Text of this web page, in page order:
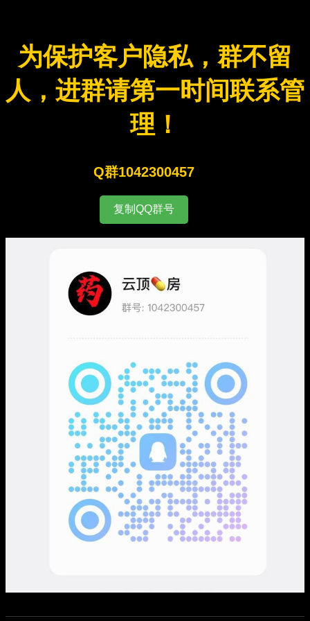
为保护客户隐私，群不留
人，进群请第一时间联系管
理！
Q群1042300457
复制QQ群号